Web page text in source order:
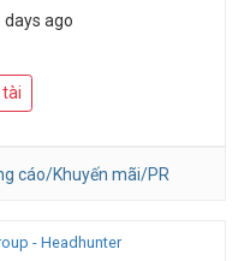
days ago
cáo/Khuyến mãi/PR
- Headhunter